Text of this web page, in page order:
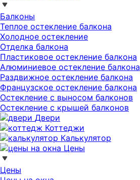
Балконы
Теплое остекление балкона
Холодное остекление
Отделка балкона
Пластиковое остекление балкона
Алюминиевое остекление балкона
Раздвижное остекление балкона
Французское остекление балкона
Остекление с выносом балконов
Остекление с крышей балконов
Двери
Коттеджи
Калькулятор
Цены
Цены